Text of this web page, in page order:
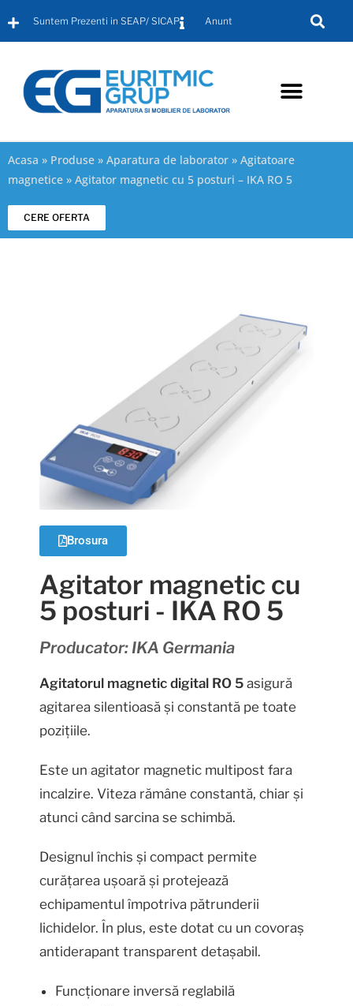
Suntem Prezenti in SEAP/ SICAP Anunt
Acasa » Produse » Aparatura de laborator » Agitatoare
magnetice » Agitator magnetic cu 5 posturi – IKA RO 5
CERE OFERTA
Brosura
Agitator magnetic cu
5 posturi - IKA RO 5
Producator: IKA Germania
Agitatorul magnetic digital RO 5 asigură
agitarea silentioasă și constantă pe toate
pozițiile.
Este un agitator magnetic multipost fara
incalzire. Viteza rămâne constantă, chiar și
atunci când sarcina se schimbă.
Designul închis și compact permite
curățarea ușoară și protejează
echipamentul împotriva pătrunderii
lichidelor. În plus, este dotat cu un covoraș
antiderapant transparent detașabil.
Funcționare inversă reglabilă